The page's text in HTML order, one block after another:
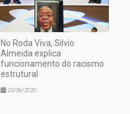
No Roda Viva, Silvio
Almeida explica
funcionamento do racismo
estrutural
23/06/2020